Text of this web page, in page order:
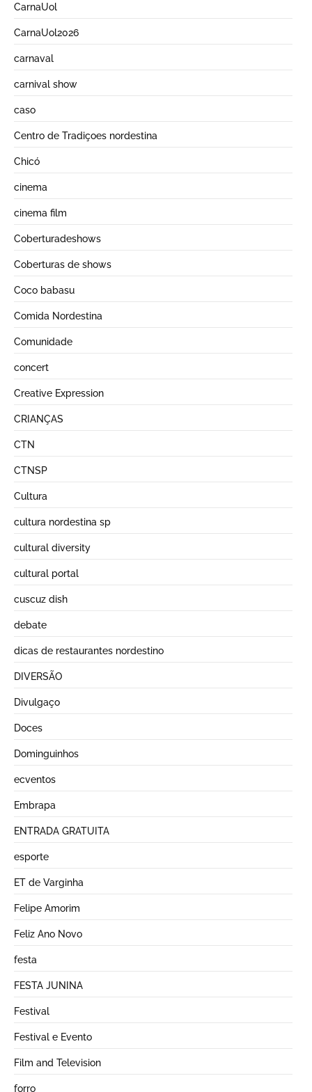
CarnaUol
CarnaUol2026
carnaval
carnival show
caso
Centro de Tradiçoes nordestina
Chicó
cinema
cinema film
Coberturadeshows
Coberturas de shows
Coco babasu
Comida Nordestina
Comunidade
concert
Creative Expression
CRIANÇAS
CTN
CTNSP
Cultura
cultura nordestina sp
cultural diversity
cultural portal
cuscuz dish
debate
dicas de restaurantes nordestino
DIVERSÃO
Divulgaço
Doces
Dominguinhos
ecventos
Embrapa
ENTRADA GRATUITA
esporte
ET de Varginha
Felipe Amorim
Feliz Ano Novo
festa
FESTA JUNINA
Festival
Festival e Evento
Film and Television
forro